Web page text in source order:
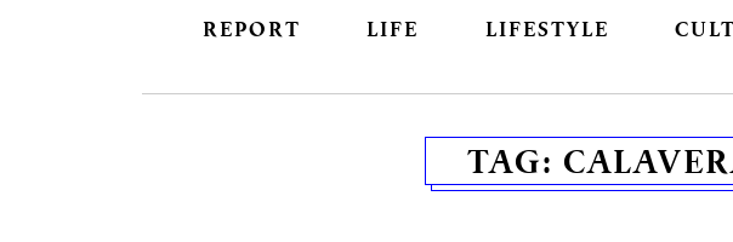
REPORT LIFE LIFESTYLE
TAG: